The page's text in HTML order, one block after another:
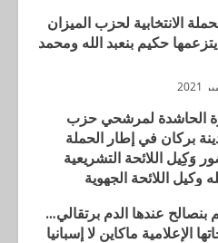
الانتخابية لحزب الميزان
حكيم بنعبد الله ومحمد
الحاشدة لمرشحي حزب
بركان في إطار الحملة
وَكِيل اللائحة التشريعية
وكيل اللائحة الجهوية
بنصالح عندها الدم برتقالي…
الإعلامية ماكاين لا إسبانيا